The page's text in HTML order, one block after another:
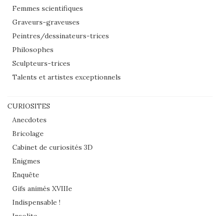
Femmes scientifiques
Graveurs-graveuses
Peintres/dessinateurs-trices
Philosophes
Sculpteurs-trices
Talents et artistes exceptionnels
CURIOSITES
Anecdotes
Bricolage
Cabinet de curiosités 3D
Enigmes
Enquête
Gifs animés XVIIIe
Indispensable !